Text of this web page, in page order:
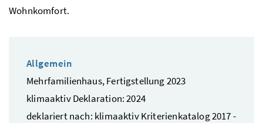
Wohnkomfort.
Allgemein
Mehrfamilienhaus, Fertigstellung 2023
klimaaktiv Deklaration: 2024
deklariert nach: klimaaktiv Kriterienkatalog 2017 -